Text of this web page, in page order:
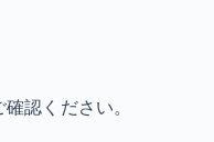
認ください。